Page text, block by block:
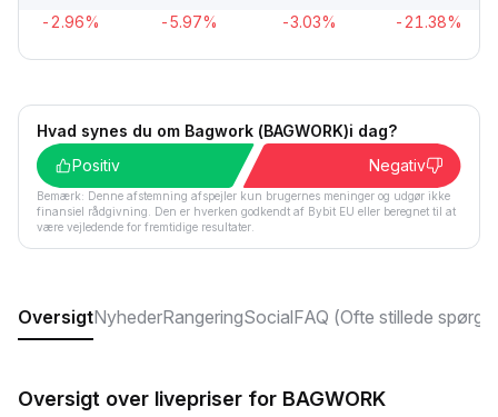
-2.96% -5.97% -3.03% -21.38%
Hvad synes du om Bagwork (BAGWORK)i dag?
Positiv
Negativ
Bemærk: Denne afstemning afspejler kun brugernes meninger og udgør ikke
finansiel rådgivning. Den er hverken godkendt af Bybit EU eller beregnet til at
være vejledende for fremtidige resultater.
OversigtNyhederRangeringSocialFAQ (Ofte stillede
Oversigt over livepriser for BAGWORK